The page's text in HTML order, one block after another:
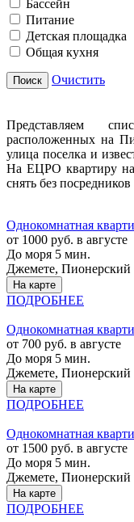
Бассейн
Питание
Детская площадка
Общая кухня
Поиск Очистить
Представляем
расположенных на
улица поселка и
На ЕЦРО квартиру
снять без
Однокомнатная
от 1000 руб. в августе
До моря 5 мин.
Джемете, Пионерский
На карте
ПОДРОБНЕЕ
Однокомнатная
от 700 руб. в августе
До моря 5 мин.
Джемете, Пионерский
На карте
ПОДРОБНЕЕ
Однокомнатная
от 1500 руб. в августе
До моря 5 мин.
Джемете, Пионерский
На карте
ПОДРОБНЕЕ